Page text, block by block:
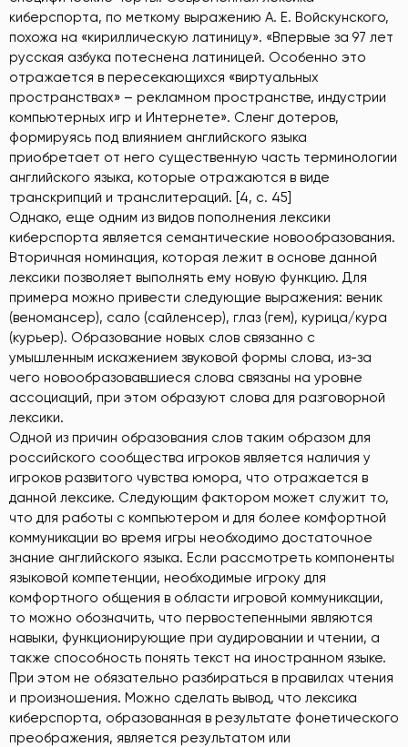
киберспорта, по меткому выражению А. Е. Войскунского,
похожа на «кириллическую латиницу». «Впервые за 97 лет
русская азбука потеснена латиницей. Особенно это
отражается в пересекающихся «виртуальных
пространствах» – рекламном пространстве, индустрии
компьютерных игр и Интернете». Сленг дотеров,
формируясь под влиянием английского языка
приобретает от него существенную часть терминологии
английского языка, которые отражаются в виде
транскрипций и транслитераций. [4, c. 45]
Однако, еще одним из видов пополнения лексики
киберспорта является семантические новообразования.
Вторичная номинация, которая лежит в основе данной
лексики позволяет выполнять ему новую функцию. Для
примера можно привести следующие выражения: веник
(веномансер), сало (сайленсер), глаз (гем), курица/кура
(курьер). Образование новых слов связанно с
умышленным искажением звуковой формы слова, из-за
чего новообразовавшиеся слова связаны на уровне
ассоциаций, при этом образуют слова для разговорной
лексики.
Одной из причин образования слов таким образом для
российского сообщества игроков является наличия у
игроков развитого чувства юмора, что отражается в
данной лексике. Следующим фактором может служит то,
что для работы с компьютером и для более комфортной
коммуникации во время игры необходимо достаточное
знание английского языка. Если рассмотреть компоненты
языковой компетенции, необходимые игроку для
комфортного общения в области игровой коммуникации,
то можно обозначить, что первостепенными являются
навыки, функционирующие при аудировании и чтении, а
также способность понять текст на иностранном языке.
При этом не обязательно разбираться в правилах чтения
и произношения. Можно сделать вывод, что лексика
киберспорта, образованная в результате фонетического
преображения, является результатом или